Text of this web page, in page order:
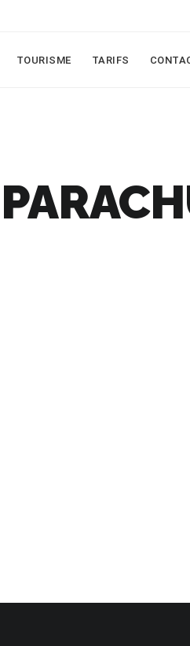
TOURISME TARIFS